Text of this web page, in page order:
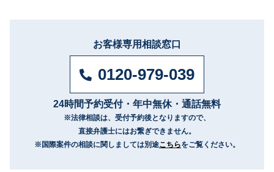
お客様専用相談窓口
0120-979-039
24時間予約受付・年中無休・通話無料
※法律相談は、 受付予約後となりますので、
直接弁護士にはお繋ぎできません。
※国際案件の相談に関しましては別途こちらをご覧ください。